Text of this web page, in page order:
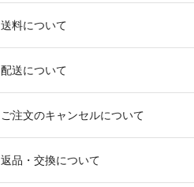
送料について
配送について
ご注文のキャンセルについて
返品・交換について